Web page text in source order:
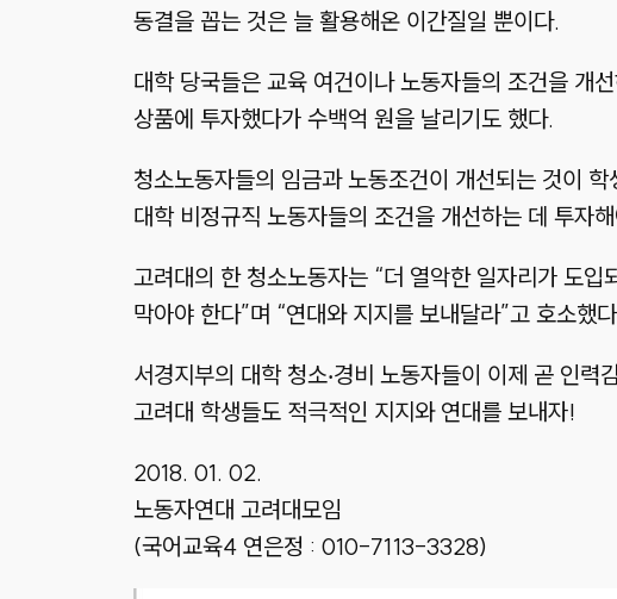
동결을 꼽는 것은 늘 활용해온 이간질일 뿐이다.
대학 당국들은 교육 여건이나 노동자들의 조건을 개
상품에 투자했다가 수백억 원을 날리기도 했다.
청소노동자들의 임금과 노동조건이 개선되는 것이
대학 비정규직 노동자들의 조건을 개선하는 데 투자
고려대의 한 청소노동자는 “더 열악한 일자리가 도
막아야 한다”며 “연대와 지지를 보내달라”고 호소했
서경지부의 대학 청소‧경비 노동자들이 이제 곧 인
고려대 학생들도 적극적인 지지와 연대를 보내자!
2018. 01. 02.
노동자연대 고려대모임
(국어교육4 연은정 : 010-7113-3328)